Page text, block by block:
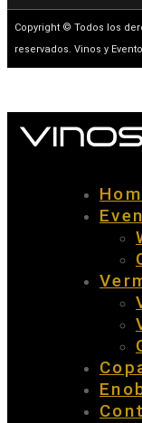
Copyright © Todos los
reservados. Vinos y